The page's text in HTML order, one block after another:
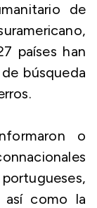
de
países han
búsqueda
o
así como la